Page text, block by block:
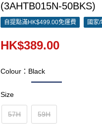
(3AHTB015N-50BKS)
自提點滿HK$499.00免運費 國家
HK$389.00
Colour：Black
Size
57H 59H